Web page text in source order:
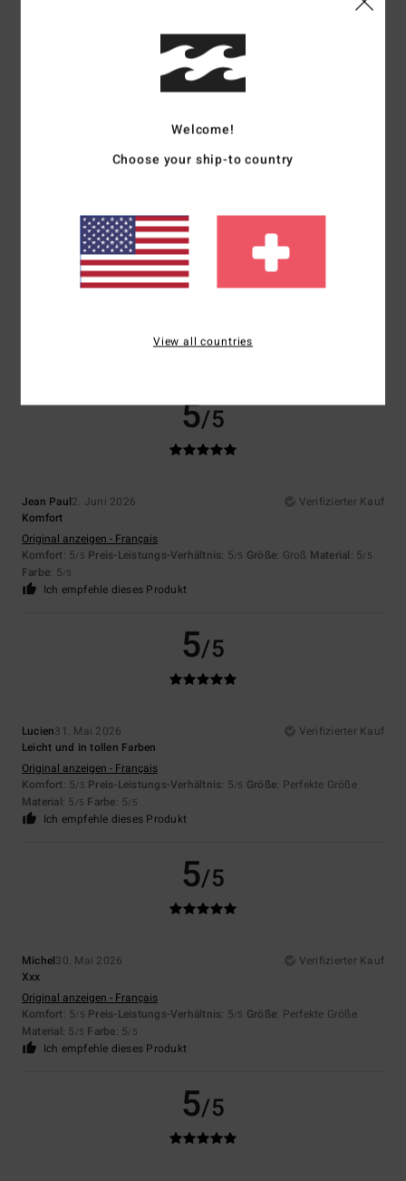
20. Juni 2026
Gutes Material, guter Schnitt und ein cooles Muster
: Perfekte Größe
13. Juni 2026
Sympathisch
5/5
Jean Paul2. Juni 2026
Verifizierter Kauf
Komfort
Original anzeigen - Français
Komfort: 5/5 Preis-Leistungs-Verhältnis: 5/5 Größe: Groß Material: 5/5
Farbe: 5/5
Ich empfehle dieses Produkt
5/5
Lucien31. Mai 2026
Verifizierter Kauf
Leicht und in tollen Farben
Original anzeigen - Français
Komfort: 5/5 Preis-Leistungs-Verhältnis: 5/5 Größe: Perfekte Größe
Material: 5 /5 Farbe: 5/5
Ich empfehle dieses Produkt
5/5
Michel30. Mai 2026
Verifizierter Kauf
Xxx
Original anzeigen - Français
Komfort: 5/5 Preis-Leistungs-Verhältnis: 5/5 Größe: Perfekte Größe
Material: 5 /5 Farbe: 5/5
Ich empfehle dieses Produkt
5/5
Welcome!
Choose your ship-to country
View all countries